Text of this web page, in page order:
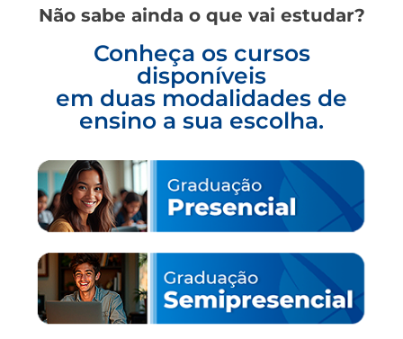
Não sabe ainda o que vai estudar?
Conheça os cursos
disponíveis
em duas modalidades de
ensino a sua escolha.